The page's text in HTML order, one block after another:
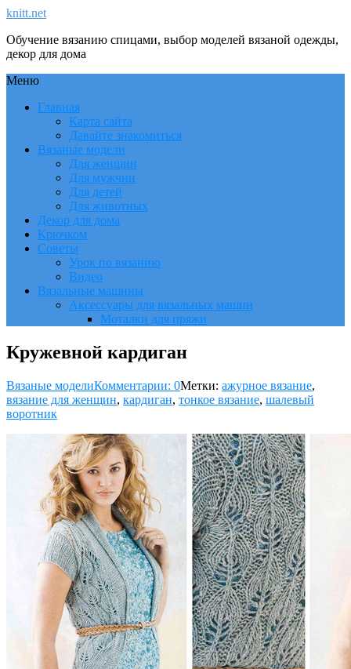
knitt.net
Обучение вязанию спицами, выбор моделей вязаной одежды,
декор для дома
Меню
Главная
Карта сайта
Давайте знакомиться
Вязаные модели
Для женщин
Для мужчин
Для детей
Для животных
Декор для дома
Крючком
Советы
Урок по вязанию
Видео
Вязальные машины
Аксессуары для вязальных машин
Моталки для пряжи
Кружевной кардиган
Вязаные моделиКомментарии: 0Метки: ажурное вязание,
вязание для женщин, кардиган, тонкое вязание, шалевый
воротник